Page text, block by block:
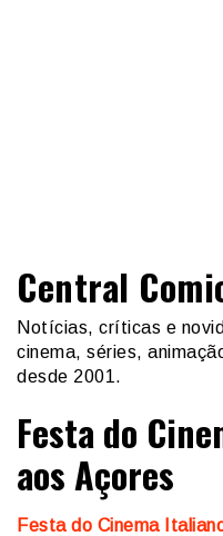
Central
Notícias, críticas e
cinema, séries,
desde 2001.
Festa do
aos Açores
Festa do Cinema